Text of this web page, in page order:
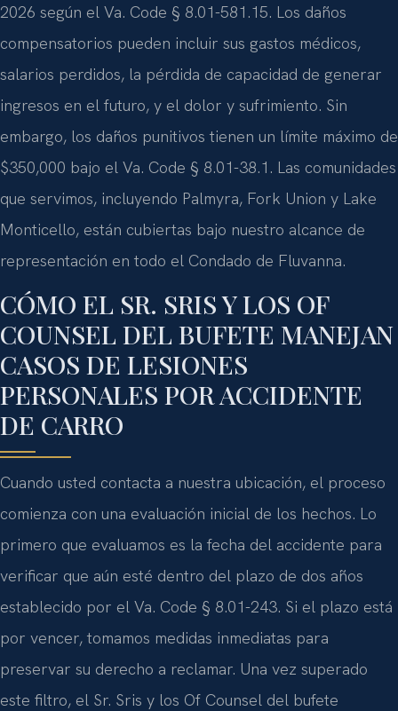
2026 según el Va. Code § 8.01-581.15. Los daños
compensatorios pueden incluir sus gastos médicos,
salarios perdidos, la pérdida de capacidad de generar
ingresos en el futuro, y el dolor y sufrimiento. Sin
embargo, los daños punitivos tienen un límite máximo de
$350,000 bajo el Va. Code § 8.01-38.1. Las comunidades
que servimos, incluyendo Palmyra, Fork Union y Lake
Monticello, están cubiertas bajo nuestro alcance de
representación en todo el Condado de Fluvanna.
CÓMO EL SR. SRIS Y LOS OF
COUNSEL DEL BUFETE MANEJAN
CASOS DE LESIONES
PERSONALES POR ACCIDENTE
DE CARRO
Cuando usted contacta a nuestra ubicación, el proceso
comienza con una evaluación inicial de los hechos. Lo
primero que evaluamos es la fecha del accidente para
verificar que aún esté dentro del plazo de dos años
establecido por el Va. Code § 8.01-243. Si el plazo está
por vencer, tomamos medidas inmediatas para
preservar su derecho a reclamar. Una vez superado
este filtro, el Sr. Sris y los Of Counsel del bufete